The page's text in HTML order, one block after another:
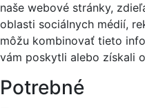
naše webové stránky,
oblasti sociálnych médií,
môžu kombinovať tieto
vám poskytli alebo získali
Potrebné